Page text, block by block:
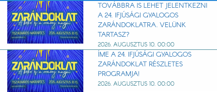
TOVÁBBRA IS LEHET JELENTKEZNI
A 24. IFJÚSÁGI GYALOGOS
ZARÁNDOKLATRA. VELÜNK
TARTASZ?
2026. AUGUSZTUS 10. 00:00
ÍME A 24. IFJÚSÁGI GYALOGOS
ZARÁNDOKLAT RÉSZLETES
PROGRAMJA!
2026. AUGUSZTUS 10. 00:00